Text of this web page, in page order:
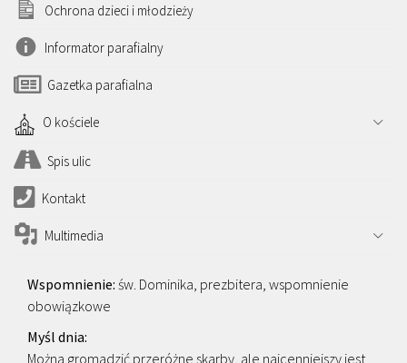
Ochrona dzieci i młodzieży
Informator parafialny
Gazetka parafialna
O kościele
Spis ulic
Kontakt
Multimedia
św. Dominika, prezbitera, wspomnienie
obowiązkowe
Można gromadzić przeróżne skarby, ale najcenniejszy jest